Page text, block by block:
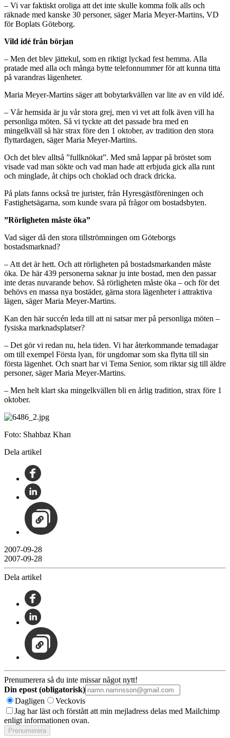
– Vi var faktiskt oroliga att det inte skulle komma folk alls och
räknade med kanske 30 personer, säger Maria Meyer-Martins, VD
för Boplats Göteborg.
Vild idé från början
– Men det blev jättekul, som en riktigt lyckad fest hemma. Alla
pratade med alla och många bytte telefonnummer för att kunna titta
på varandras lägenheter.
Maria Meyer-Martins säger att bobytarkvällen var lite av en vild idé.
– Vår hemsida är ju vår stora grej, men vi vet att folk även vill ha
personliga möten. Så vi tyckte att det passade bra med en
mingelkväll så här strax före den 1 oktober, av tradition den stora
flyttardagen, säger Maria Meyer-Martins.
Och det blev alltså ”fullknökat”. Med små lappar på bröstet som
visade vad man sökte och vad man hade att erbjuda gick alla runt
och minglade, åt chips och choklad och drack dricka.
På plats fanns också tre jurister, från Hyresgästföreningen och
Fastighetsägarna, som kunde svara på frågor om bostadsbyten.
”Rörligheten måste öka”
Vad säger då den stora tillströmningen om Göteborgs
bostadsmarknad?
– Att det är hett. Och att rörligheten på bostadsmarkanden måste
öka. De här 439 personerna saknar ju inte bostad, men den passar
inte deras nuvarande behov. Så rörligheten måste öka – och för det
behövs en massa nya bostäder, gärna stora lägenheter i attraktiva
lägen, säger Maria Meyer-Martins.
Kan den här succén leda till att ni satsar mer på personliga möten –
fysiska marknadsplatser?
– Det gör vi redan nu, hela tiden. Vi har återkommande temadagar
om till exempel Första lyan, för ungdomar som ska flytta till sin
första lägenhet. Och snart har vi Tema Senior, som riktar sig till äldre
personer, säger Maria Meyer-Martins.
– Men helt klart ska mingelkvällen bli en årlig tradition, strax före 1
oktober.
Foto: Shahbaz Khan
Dela artikel
2007-09-28
2007-09-28
Dela artikel
Prenumerera så du inte missar något nytt!
Din epost (obligatorisk)
Dagligen
Veckovis
Jag har läst och förstått att min mejladress delas med Mailchimp
enligt informationen ovan.